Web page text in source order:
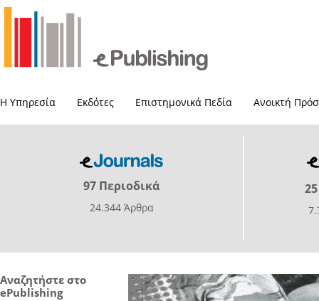
Η Υπηρεσία Εκδότες Επιστημονικά Πεδία Ανοικτή
97 Περιοδικά
24.344 Άρθρα
Αναζητήστε στο
ePublishing